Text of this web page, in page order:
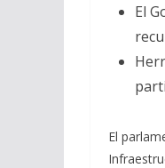
El
El